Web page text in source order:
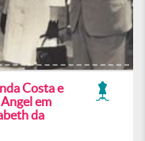
Costa e
em
da